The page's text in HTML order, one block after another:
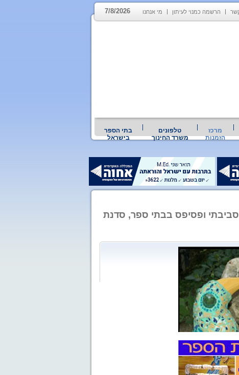
הרשמה כמנוי לעיתון מי אנחנו 7/8/2026
מרכז
הזמנות
טלפונים
משרד החינוך
בתי הספר
בישראל
ופסיפס בבתי ספר, סדנת